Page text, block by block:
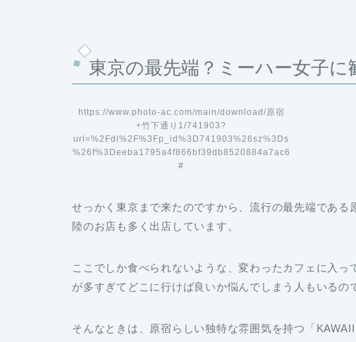
東京の最先端？ミーハー女子に
https://www.photo-ac.com/main/download/原宿
+竹下通り1/741903?
url=%2Fdl%2F%3Fp_id%3D741903%26sz%3Ds
%26f%3Deeba1795a4f866bf39db8520884a7ac6
#
せっかく東京まで来たのですから、流行の最先端であ
陸のお店も多く出店しています。
ここでしか食べられないような、変わったカフェに入
が多すぎてどこに行けば良いか悩んでしまう人もいるの
そんなときは、原宿らしい独特な雰囲気を持つ「